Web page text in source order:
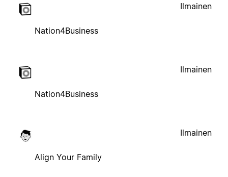
Nation4Business
Ilmainen
Nation4Business
Ilmainen
Align Your Family
Ilmainen